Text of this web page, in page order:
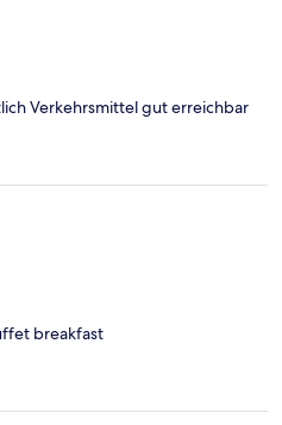
Verkehrsmittel gut erreichbar
breakfast